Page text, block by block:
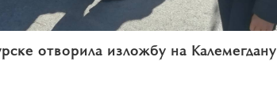
отворила изложбу на Калемегдану